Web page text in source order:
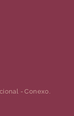
- Conexo.